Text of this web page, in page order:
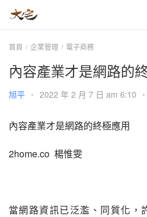
首頁 企業管理 電子商務
內容產業才是網路的
旭平 • 2022 年 2 月 7 日 am 6:10 •
內容產業才是網路的終極應用
2home.co  楊惟雯
當網路資訊已泛濫、同質化，